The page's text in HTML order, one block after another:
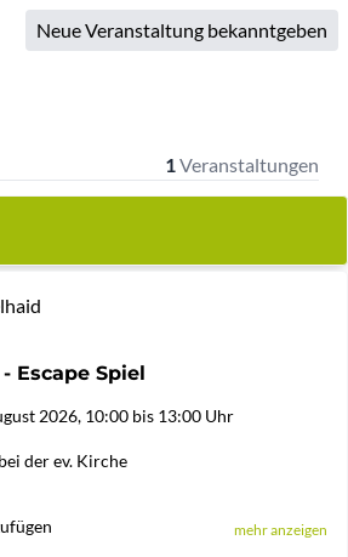
Neue Veranstaltung bekanntgeben
1Veranstaltungen
Escape Spiel
2026, 10:00 bis 13:00 Uhr
der ev. Kirche
mehr anzeigen